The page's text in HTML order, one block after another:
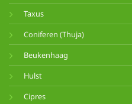
Taxus
Coniferen (Thuja)
Beukenhaag
Hulst
Cipres